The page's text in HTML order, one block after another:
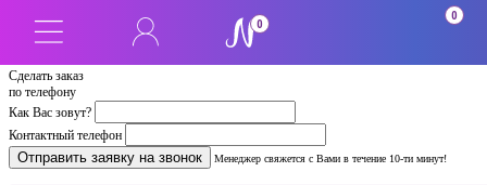
Сделать заказ
по телефону
Как Вас зовут?
Контактный телефон
Менеджер свяжется с Вами в течение 10-ти минут!
0
0